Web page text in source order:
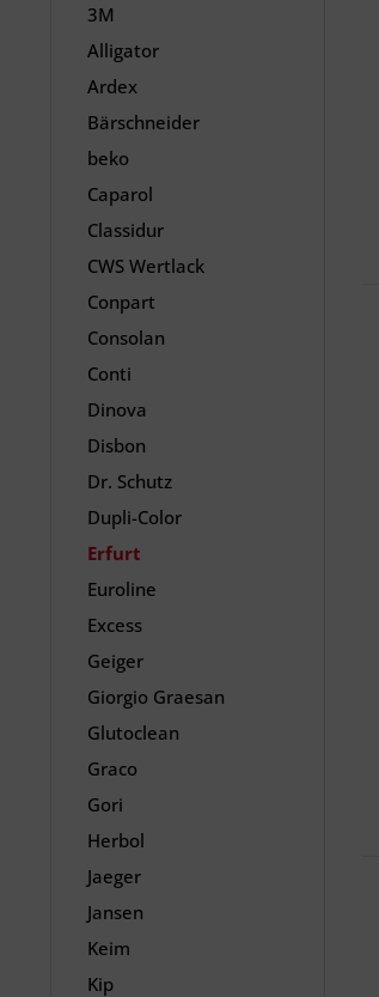
3M
Alligator
Ardex
Bärschneider
beko
Caparol
Classidur
CWS Wertlack
Conpart
Consolan
Conti
Dinova
Disbon
Dr. Schutz
Dupli-Color
Erfurt
Euroline
Excess
Geiger
Giorgio Graesan
Glutoclean
Graco
Gori
Herbol
Jaeger
Jansen
Keim
Kip